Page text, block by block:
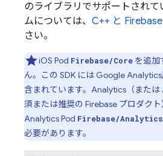
のライブラリでサポートされて
ムについては、 C++ と
さい。
iOS Pod Firebase/Core を追加
ん。この SDK には Google Analytics
含まれています。 Analytics （または
須または推奨の Firebase プロダクト
AnalyticsPod Firebase/Analytics
必要があります。